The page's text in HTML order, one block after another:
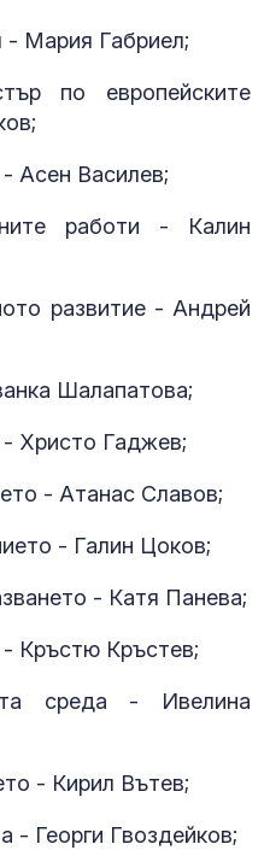
Мария Габриел;
по европейските
Асен Василев;
работи - Калин
развитие - Андрей
Шалапатова;
- Христо Гаджев;
- Атанас Славов;
- Галин Цоков;
- Катя Панева;
Кръстю Кръстев;
среда - Ивелина
- Кирил Вътев;
- Георги Гвоздейков;